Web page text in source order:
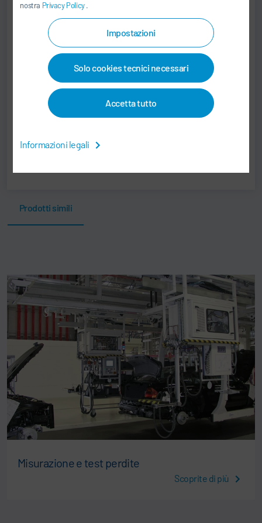
nostra Privacy Policy.
Impostazioni
Solo cookies tecnici necessari
Accetta tutto
Informazioni legali
usa.com
Schenck USA Corp.
26801 Northwestern Highway
Stati Uniti
Prodotti simili
Misurazione e test perdite
Scoprite di più